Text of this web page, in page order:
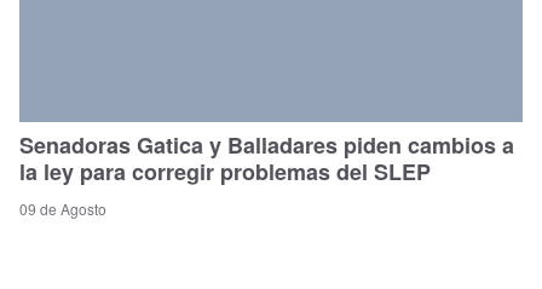
Senadoras Gatica y Balladares piden cambios a
la ley para corregir problemas del SLEP
09 de Agosto